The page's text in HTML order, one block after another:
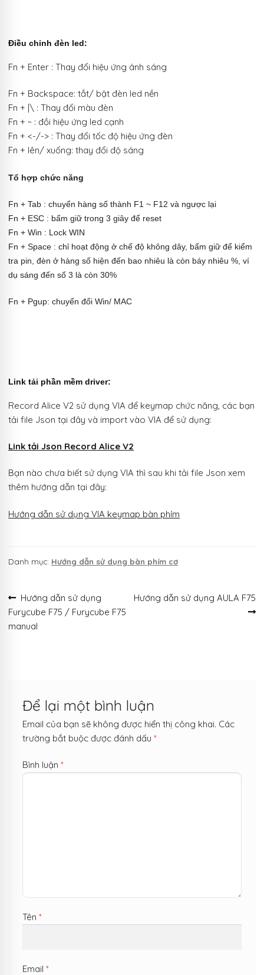
Điều chỉnh đèn led:
Fn + Enter : Thay đổi hiệu ứng ánh sáng
Fn + Backspace: tắt/ bật đèn led nền
Fn + |\ : Thay đổi màu đèn
Fn + ~ : đồi hiệu ứng led cạnh
Fn + <-/-> : Thay đổi tốc độ hiệu ứng đèn
Fn + lên/ xuống: thay đổi độ sáng
Tổ hợp chức năng
Fn + Tab : chuyển hàng số thành F1 ~ F12 và ngược lại
Fn + ESC : bấm giữ trong 3 giây để reset
Fn + Win : Lock WIN
Fn + Space : chỉ hoạt động ở chế độ không dây, bấm giữ để kiểm
tra pin, đèn ở hàng số hiện đến bao nhiêu là còn báy nhiêu %, ví
dụ sáng đến số 3 là còn 30%
Fn + Pgup: chuyển đổi Win/ MAC
Link tải phần mềm driver:
Record Alice V2 sử dụng VIA để keymap chức năng, các bạn
tải file Json tại đây và import vào VIA để sử dụng:
Link tải Json Record Alice V2
Bạn nào chưa biết sử dụng VIA thì sau khi tải file Json xem
thêm hướng dẫn tại đây:
Hướng dẫn sử dụng VIA keymap bàn phím
Danh mục: Hướng dẫn sử dụng bàn phím cơ
Điều
hướng
Bài
trước:
Hướng dẫn sử dụng
Furycube F75 / Furycube F75
manual
Bài
Hướng dẫn sử dụng AULA F75
Để lại một bình luận
Email của bạn sẽ không được hiển thị công khai. Các
trường bắt buộc được đánh dấu*
Bình luận*
Tên*
Email*